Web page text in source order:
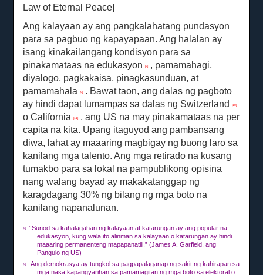
Law of Eternal Peace]
Ang kalayaan ay ang pangkalahatang pundasyon
para sa pagbuo ng kapayapaan.Ang halalan ay
isang kinakailangang kondisyon para sa
pinakamataas na edukasyon[8]
, pamamahagi,
diyalogo, pagkakaisa, pinagkasunduan, at
pamamahala[9] . Bawat taon, ang dalas ng pagboto
ay hindi dapat lumampas sa dalas ng Switzerland[10]
o California[11]
, ang US na may pinakamataas na per
capita na kita. Upang itaguyod ang pambansang
diwa, lahat ay maaaring magbigay ng buong laro sa
kanilang mga talento.Ang mga retirado na kusang
tumakbo para sa lokal na pampublikong opisina
nang walang bayad ay makakatanggap ng
karagdagang 30% ng bilang ng mga boto na
kanilang napanalunan.
[8]
.“Sunod sa kahalagahan ng kalayaan at katarungan ay ang popular na
edukasyon, kung wala ito alinman sa kalayaan o katarungan ay hindi
maaaring permanenteng mapapanatili.”(James A. Garfield, ang
Pangulo ng US)
[9] .Ang demokrasya ay tungkol sa pagpapalaganap ng sakit ng kahirapan sa
mga nasa kapangyarihan sa pamamagitan ng mga boto sa elektoral o